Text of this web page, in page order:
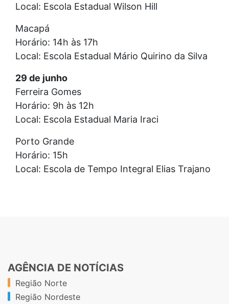
Local: Escola Estadual Wilson Hill
Macapá
Horário: 14h às 17h
Local: Escola Estadual Mário Quirino da Silva
29 de junho
Ferreira Gomes
Horário: 9h às 12h
Local: Escola Estadual Maria Iraci
Porto Grande
Horário: 15h
Local: Escola de Tempo Integral Elias Trajano
AGÊNCIA DE NOTÍCIAS
Região Norte
Região Nordeste